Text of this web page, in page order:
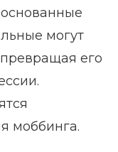
могут
его
моббинга.